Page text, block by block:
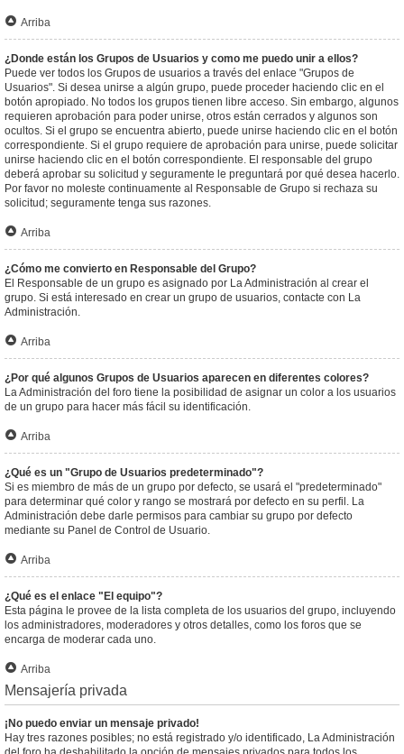
Arriba
¿Donde están los Grupos de Usuarios y como me puedo unir a ellos?
Puede ver todos los Grupos de usuarios a través del enlace "Grupos de
Usuarios". Si desea unirse a algún grupo, puede proceder haciendo clic en el
botón apropiado. No todos los grupos tienen libre acceso. Sin embargo, algunos
requieren aprobación para poder unirse, otros están cerrados y algunos son
ocultos. Si el grupo se encuentra abierto, puede unirse haciendo clic en el botón
correspondiente. Si el grupo requiere de aprobación para unirse, puede solicitar
unirse haciendo clic en el botón correspondiente. El responsable del grupo
deberá aprobar su solicitud y seguramente le preguntará por qué desea hacerlo.
Por favor no moleste continuamente al Responsable de Grupo si rechaza su
solicitud; seguramente tenga sus razones.
Arriba
¿Cómo me convierto en Responsable del Grupo?
El Responsable de un grupo es asignado por La Administración al crear el
grupo. Si está interesado en crear un grupo de usuarios, contacte con La
Administración.
Arriba
¿Por qué algunos Grupos de Usuarios aparecen en diferentes colores?
La Administración del foro tiene la posibilidad de asignar un color a los usuarios
de un grupo para hacer más fácil su identificación.
Arriba
¿Qué es un "Grupo de Usuarios predeterminado"?
Si es miembro de más de un grupo por defecto, se usará el "predeterminado"
para determinar qué color y rango se mostrará por defecto en su perfil. La
Administración debe darle permisos para cambiar su grupo por defecto
mediante su Panel de Control de Usuario.
Arriba
¿Qué es el enlace "El equipo"?
Esta página le provee de la lista completa de los usuarios del grupo, incluyendo
los administradores, moderadores y otros detalles, como los foros que se
encarga de moderar cada uno.
Arriba
Mensajería privada
¡No puedo enviar un mensaje privado!
Hay tres razones posibles; no está registrado y/o identificado, La Administración